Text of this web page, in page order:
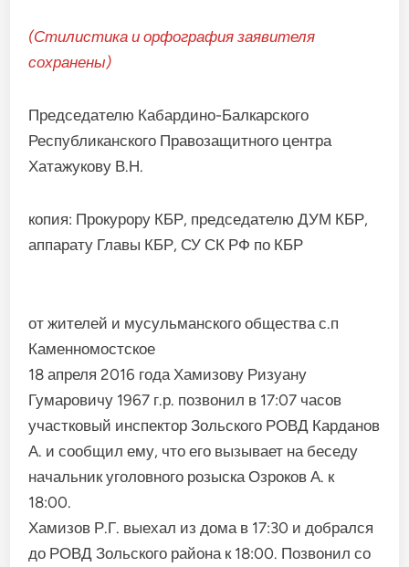
(Стилистика и орфография заявителя
сохранены)
Председателю Кабардино-Балкарского
Республиканского Правозащитного центра
Хатажукову В.Н.
копия: Прокурору КБР, председателю ДУМ КБР,
аппарату Главы КБР, СУ СК РФ по КБР
от жителей и мусульманского общества с.п
Каменномостское
18 апреля 2016 года Хамизову Ризуану
Гумаровичу 1967 г.р. позвонил в 17:07 часов
участковый инспектор Зольского РОВД Карданов
А. и сообщил ему, что его вызывает на беседу
начальник уголовного розыска Озроков А. к
18:00.
Хамизов Р.Г. выехал из дома в 17:30 и добрался
до РОВД Зольского района к 18:00. Позвонил со